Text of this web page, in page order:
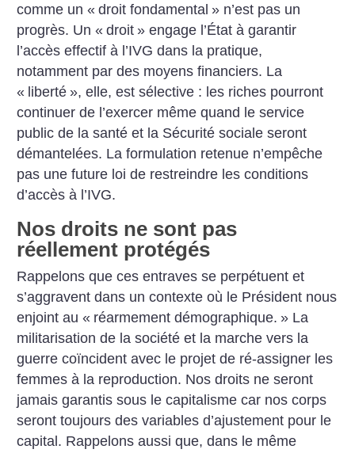
comme un « droit fondamental » n’est pas un
progrès. Un « droit » engage l’État à garantir
l’accès effectif à l’IVG dans la pratique,
notamment par des moyens financiers. La
« liberté », elle, est sélective : les riches pourront
continuer de l’exercer même quand le service
public de la santé et la Sécurité sociale seront
démantelées. La formulation retenue n’empêche
pas une future loi de restreindre les conditions
d’accès à l’IVG.
Nos droits ne sont pas
réellement protégés
Rappelons que ces entraves se perpétuent et
s’aggravent dans un contexte où le Président nous
enjoint au « réarmement démographique. » La
militarisation de la société et la marche vers la
guerre coïncident avec le projet de ré-assigner les
femmes à la reproduction. Nos droits ne seront
jamais garantis sous le capitalisme car nos corps
seront toujours des variables d’ajustement pour le
capital. Rappelons aussi que, dans le même